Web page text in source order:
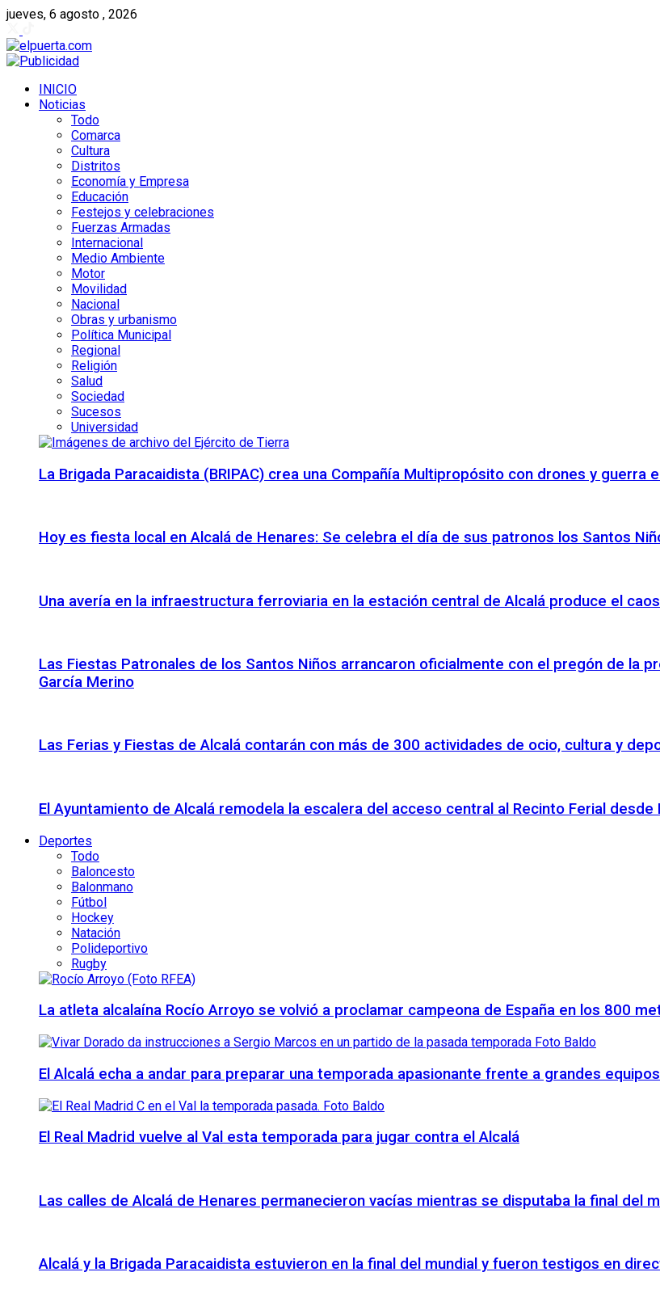
jueves, 6 agosto , 2026
INICIO
Noticias
Todo
Comarca
Cultura
Distritos
Economía y Empresa
Educación
Festejos y celebraciones
Fuerzas Armadas
Internacional
Medio Ambiente
Motor
Movilidad
Nacional
Obras y urbanismo
Política Municipal
Regional
Religión
Salud
Sociedad
Sucesos
Universidad
La Brigada Paracaidista (BRIPAC) crea una Compañía Multipropósito con drones y
Hoy es fiesta local en Alcalá de Henares: Se celebra el día de sus patronos los Santos
Una avería en la infraestructura ferroviaria en la estación central de Alcalá produce el
Las Fiestas Patronales de los Santos Niños arrancaron oficialmente con el pregón de la
García Merino
Las Ferias y Fiestas de Alcalá contarán con más de 300 actividades de ocio, cultura y
El Ayuntamiento de Alcalá remodela la escalera del acceso central al Recinto Ferial desde
Deportes
Todo
Baloncesto
Balonmano
Fútbol
Hockey
Natación
Polideportivo
Rugby
La atleta alcalaína Rocío Arroyo se volvió a proclamar campeona de España en los 800
El Alcalá echa a andar para preparar una temporada apasionante frente a grandes equipos
El Real Madrid vuelve al Val esta temporada para jugar contra el Alcalá
Las calles de Alcalá de Henares permanecieron vacías mientras se disputaba la final del
Alcalá y la Brigada Paracaidista estuvieron en la final del mundial y fueron testigos en